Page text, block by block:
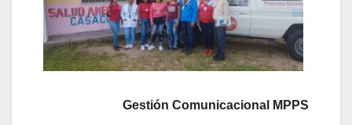
Gestión Comunicacional MPPS